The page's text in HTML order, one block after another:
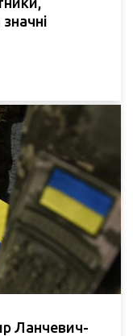
Ланчевич-